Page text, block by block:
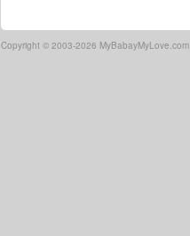
Copyright © 2003-2026